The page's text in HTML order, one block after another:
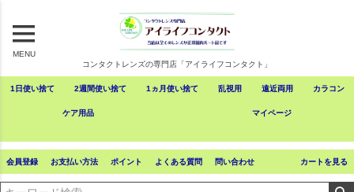
MENU
コンタクトレンズの専門店「アイライフコンタクト」
1日使い捨て 2週間使い捨て 1ヵ月使い捨て 乱視用 遠近両用 カラコン
ケア用品 マイページ
会員登録 お支払い方法 ポイント よくある質問 問い合わせ カートを見る